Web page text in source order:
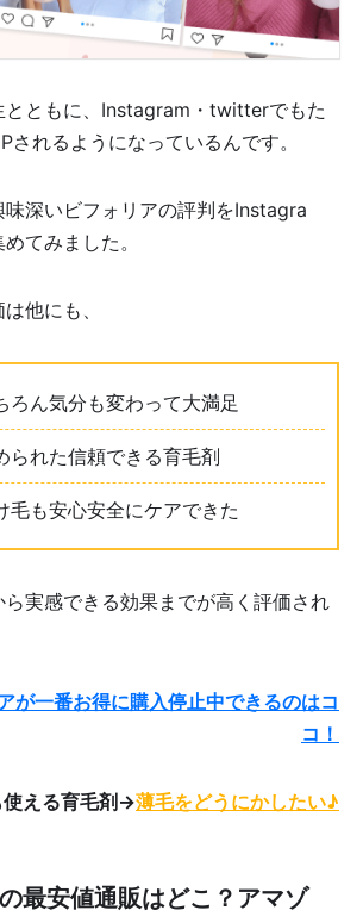
とともに、Instagram・twitterでもた
されるようになっているんです。
味深いビフォリアの評判をInstagra
てみました。
他にも、
ろん気分も変わって大満足
られた信頼できる育毛剤
毛も安心安全にケアできた
ら実感できる効果までが高く評価され
が一番お得に購入停止中できるのはコ
コ！
使える育毛剤→薄毛をどうにかしたい♪
の最安値通販はどこ？アマゾ